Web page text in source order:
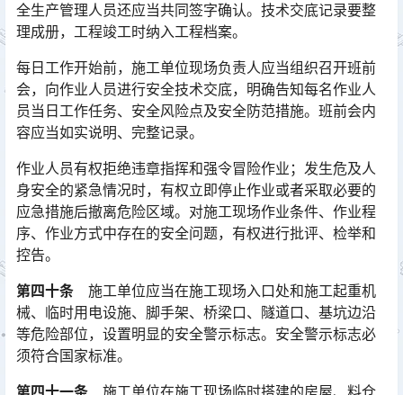
全生产管理人员还应当共同签字确认。技术交底记录要整
理成册，工程竣工时纳入工程档案。󠅅󠅃󠄵󠅂󠄪󠇖󠆨󠆨󠇕󠆞󠆒󠅬󠇘󠆭󠆘󠇙󠆝󠅵󠇗󠆭󠆁󠄐󠇗󠅹󠅸󠇖󠆍󠅳󠇖󠅹󠅰󠇖󠆌󠅹
每日工作开始前，施工单位现场负责人应当组织召开班前
会，向作业人员进行安全技术交底，明确告知每名作业人
员当日工作任务、安全风险点及安全防范措施。班前会内
容应当如实说明、完整记录。󠅅󠅃󠄵󠅂󠄪󠇖󠆨󠆨󠇕󠆞󠆒󠅬󠇘󠆭󠆘󠇙󠆝󠅵󠇗󠆭󠆁󠄐󠇗󠅹󠅸󠇖󠆍󠅳󠇖󠅹󠅰󠇖󠆌󠅹
作业人员有权拒绝违章指挥和强令冒险作业；发生危及人
身安全的紧急情况时，有权立即停止作业或者采取必要的
应急措施后撤离危险区域。对施工现场作业条件、作业程
序、作业方式中存在的安全问题，有权进行批评、检举和
控告。󠅅󠅃󠄵󠅂󠄪󠇖󠆨󠆨󠇕󠆞󠆒󠅬󠇘󠆭󠆘󠇙󠆝󠅵󠇗󠆭󠆁󠄐󠇗󠅹󠅸󠇖󠆍󠅳󠇖󠅹󠅰󠇖󠆌󠅹
第四十条 施工单位应当在施工现场入口处和施工起重机
械、临时用电设施、脚手架、桥梁口、隧道口、基坑边沿
等危险部位，设置明显的安全警示标志。安全警示标志必
须符合国家标准。